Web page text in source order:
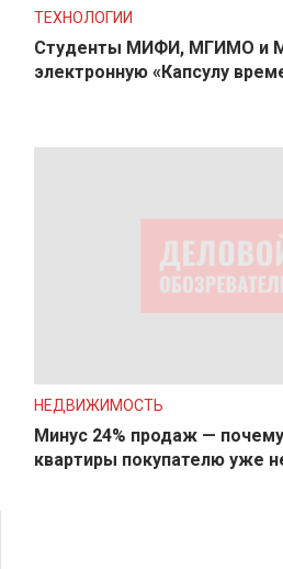
ТЕХНОЛОГИИ
Студенты МИФИ, МГИМО и
электронную «Капсулу
НЕДВИЖИМОСТЬ
Минус 24% продаж —
квартиры покупателю уже